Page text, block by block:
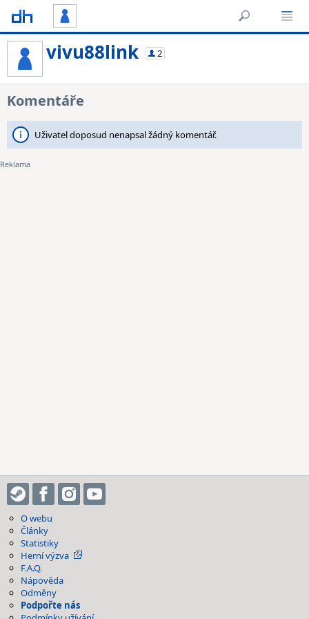
vivu88link 2
Komentáře
Uživatel doposud nenapsal žádný komentář.
O webu
Články
Statistiky
Herní výzva
F.A.Q.
Nápověda
Odměny
Podpořte nás